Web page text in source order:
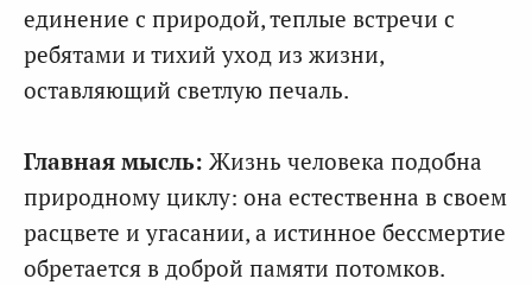
единение с природой, теплые встречи с
ребятами и тихий уход из жизни,
оставляющий светлую печаль.
Главная мысль: Жизнь человека подобна
природному циклу: она естественна в своем
расцвете и угасании, а истинное бессмертие
обретается в доброй памяти потомков.